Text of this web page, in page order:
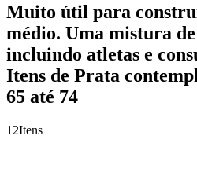
Muito útil para
médio. Uma mistura
incluindo atletas e
Itens de Prata
65 até 74
12Itens